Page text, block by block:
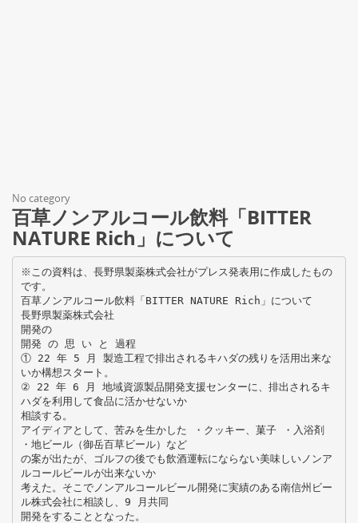
No category
百草ノンアルコール飲料「BITTER
NATURE Rich」について
※この資料は、長野県製薬株式会社がプレス発表用に作成したもの
です。
百草ノンアルコール飲料「BITTER NATURE Rich」について
長野県製薬株式会社
開発の
開発 の 思 い と 過程
① 22 年 5 月 製造工程で排出されるキハダの残りを活用出来な
いか構想スタート。
② 22 年 6 月 地域資源製品開発支援センターに、排出されるキ
ハダを利用して食品に活かせないか
相談する。
アイディアとして、苦みを生かした ・クッキー、菓子 ・入浴剤
・地ビール（御岳百草ビール）など
の案が出たが、ゴルフの後でも飲酒運転にならない美味しいノンア
ルコールビールが出来ないか
考えた。そこでノンアルコールビール開発に実績のある南信州ビー
ル株式会社に相談し、9 月共同
開発をすることとなった。